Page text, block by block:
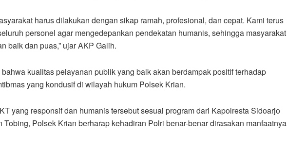
harus dilakukan dengan sikap ramah, profesional, dan cepat. Kami terus
personel agar mengedepankan pendekatan humanis, sehingga masyarakat
baik dan puas,” ujar AKP Galih.
kualitas pelayanan publik yang baik akan berdampak positif terhadap
yang kondusif di wilayah hukum Polsek Krian.
yang responsif dan humanis tersebut sesuai program dari Kapolresta Sidoarjo
Tobing, Polsek Krian berharap kehadiran Polri benar-benar dirasakan manfaatnya